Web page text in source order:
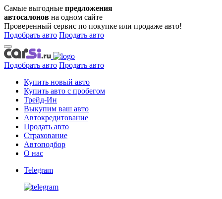
Самые выгодные предложения
автосалонов на одном сайте
Проверенный сервис по покупке или продаже авто!
Подобрать авто Продать авто
Подобрать авто Продать авто
Купить новый авто
Купить авто с пробегом
Трейд-Ин
Выкупим ваш авто
Автокредитование
Продать авто
Страхование
Автоподбор
О нас
Telegram